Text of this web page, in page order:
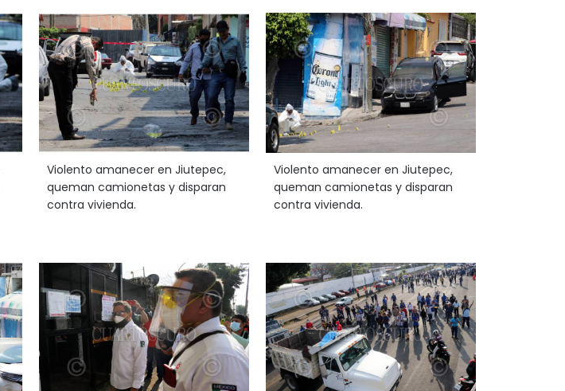
Violento amanecer en Jiutepec,
queman camionetas y disparan
contra vivienda.
Violento amanecer en Jiutepec,
queman camionetas y disparan
contra vivienda.